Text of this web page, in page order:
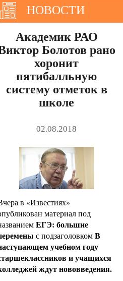
НОВОСТИ
Академик РАО
Болотов рано
хоронит
пятибалльную
систему отметок в
школе
02.08.2018
в «Известиях»
материал под
ЕГЭ: большие
с подзаголовкомВ
учебном году
и учащихся
ждут нововведения.